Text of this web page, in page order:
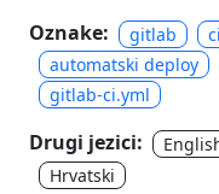
Oznake: gitlab
automatski deploy
gitlab-ci.yml
Drugi jezici:
Hrvatski